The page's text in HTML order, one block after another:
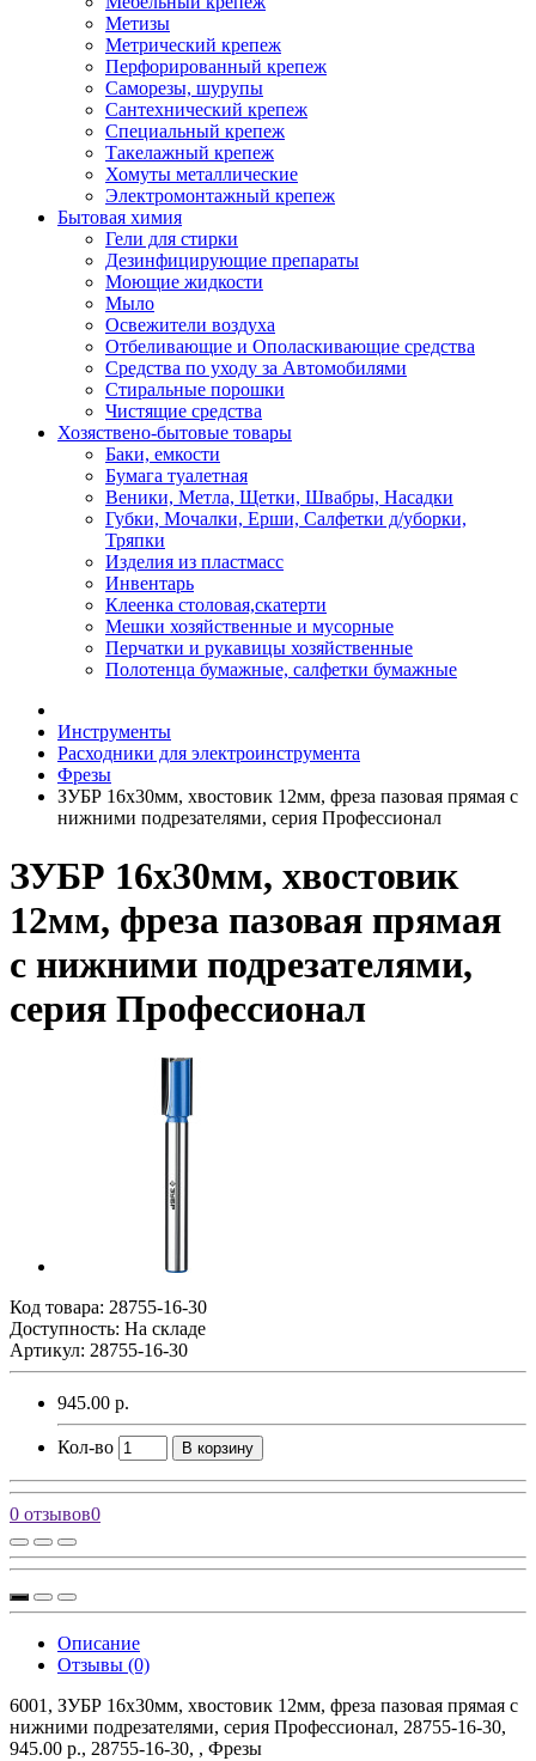
Метизы
Метрический крепеж
Перфорированный крепеж
Саморезы, шурупы
Сантехнический крепеж
Специальный крепеж
Такелажный крепеж
Хомуты металлические
Электромонтажный крепеж
Бытовая химия
Гели для стирки
Дезинфицирующие препараты
Моющие жидкости
Мыло
Освежители воздуха
Отбеливающие и Ополаскивающие средства
Средства по уходу за Автомобилями
Стиральные порошки
Чистящие средства
Хозяствено-бытовые товары
Баки, емкости
Бумага туалетная
Веники, Метла, Щетки, Швабры, Насадки
Губки, Мочалки, Ерши, Салфетки д/уборки,
Тряпки
Изделия из пластмасс
Инвентарь
Клеенка столовая,скатерти
Мешки хозяйственные и мусорные
Перчатки и рукавицы хозяйственные
Полотенца бумажные, салфетки бумажные
Инструменты
Расходники для электроинструмента
Фрезы
ЗУБР 16x30мм, хвостовик 12мм, фреза пазовая прямая с
нижними подрезателями, серия Профессионал
ЗУБР 16x30мм, хвостовик
12мм, фреза пазовая прямая
с нижними подрезателями,
серия Профессионал
Код товара: 28755-16-30
Доступность: На складе
Артикул: 28755-16-30
945.00 р.
Кол-во В корзину
0 отзывов0
Описание
Отзывы (0)
6001, ЗУБР 16x30мм, хвостовик 12мм, фреза пазовая прямая с
нижними подрезателями, серия Профессионал, 28755-16-30,
945.00 р., 28755-16-30, , Фрезы